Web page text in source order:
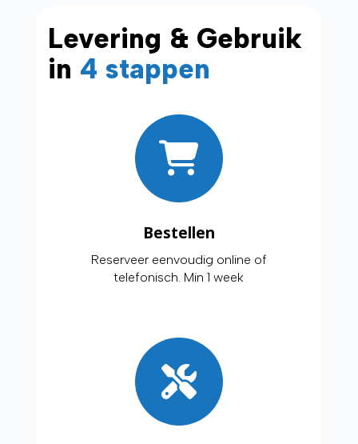
Levering & Gebruik
in 4 stappen
Bestellen
Reserveer eenvoudig online of
telefonisch. Min 1 week